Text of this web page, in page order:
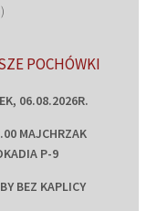
POCHÓWKI
06.08.2026R.
MAJCHRZAK
P-9
BEZ KAPLICY